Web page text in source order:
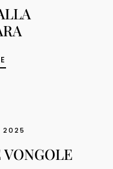
2025